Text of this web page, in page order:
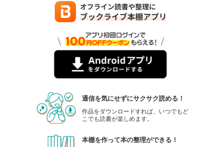
通信を気にせずにサクサク読める！
作品をダウンロードすれば、いつでもど
こでも読書が楽しめます。
本棚を作って本の整理ができる！